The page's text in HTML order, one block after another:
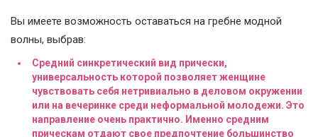
Вы имеете возможность оставаться на гребне модной
волны, выбрав:
Средний синкретический вид прически,
универсальность которой позволяет женщине
чувствовать себя нетривиально в деловом окружении
или на вечеринке среди неформальной молодежи. Это
направление очень практично. Именно средним
прическам отдают свое предпочтение большинство